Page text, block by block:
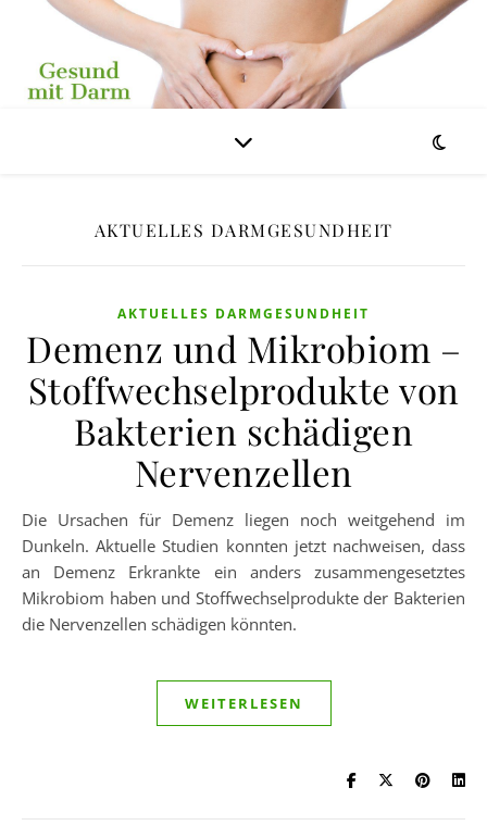
AKTUELLES DARMGESUNDHEIT
AKTUELLES DARMGESUNDHEIT
Demenz und Mikrobiom –
Stoffwechselprodukte von
Bakterien schädigen
Nervenzellen
Die Ursachen für Demenz liegen noch weitgehend im
Dunkeln. Aktuelle Studien konnten jetzt nachweisen, dass
an Demenz Erkrankte ein anders zusammengesetztes
Mikrobiom haben und Stoffwechselprodukte der Bakterien
die Nervenzellen schädigen könnten.
WEITERLESEN